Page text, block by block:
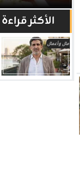
الأكثر قراءة
مال وأعمال